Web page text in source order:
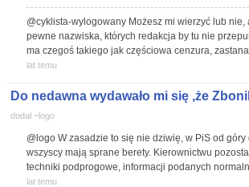
@cyklista-wylogowany Możesz mi wierzyć lub nie,
pewne nazwiska, których redakcja by tu nie
ma czegoś takiego jak częściowa cenzura,
lat temu
Do nedawna wydawało mi się ,że
dodał ~logo
@logo W zasadzie to się nie dziwię, w PiS od góry
wszyscy mają sprane berety. Kierownictwu
techniki podprogowe, informacji podanych
lat temu